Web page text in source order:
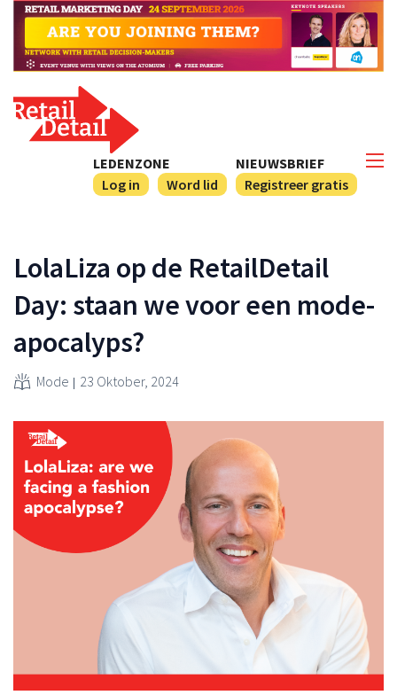
NIEUWSBRIEF
Registreer gratis
LEDENZONE
Log in
Word lid
LolaLiza op de RetailDetail
Day: staan we voor een mode-
apocalyps?
Mode 23 Oktober, 2024